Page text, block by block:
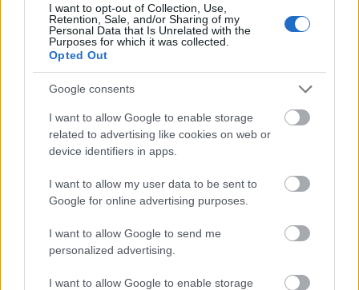
I want to opt-out of Collection, Use,
Retention, Sale, and/or Sharing of my
Personal Data that Is Unrelated with the
Purposes for which it was collected.
Opted Out
Google consents
I want to allow Google to enable storage
related to advertising like cookies on web or
device identifiers in apps.
I want to allow my user data to be sent to
Google for online advertising purposes.
I want to allow Google to send me
personalized advertising.
I want to allow Google to enable storage
Országos hírek
A lakosságra is fontos szerep hárul a szúnyoginvázió
elkerülésében
Folytatódik a szúnyogírtás szerte az országban. Az ázsiai
tigrisszúnyog a vízhiány ellenére is talál szaporodási helyet a
vödrökben, gyermekjátékokban.
Országos hírek
TÚLFOGYASZTÁS NAPJA - JÚLIUS 30-RA
FELHASZNÁLTA AZ EMBERISÉG A FÖLD EGÉSZ
ÉVRE ELEGENDŐ ERŐFORRÁSAIT
HIRDETÉS